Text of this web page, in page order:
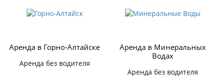
Аренда в Горно-Алтайске
Аренда без водителя
Аренда в Минеральных
Водах
Аренда без водителя